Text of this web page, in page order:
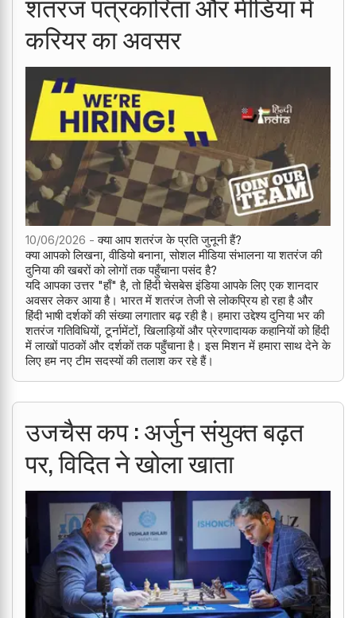
करियर का अवसर
10/06/2026 - क्या आप शतरंज के प्रति जुनूनी हैं?
क्या आपको लिखना, वीडियो बनाना, सोशल मीडिया संभालना या शतरंज की
दुनिया की खबरों को लोगों तक पहुँचाना पसंद है?
यदि आपका उत्तर "हाँ" है, तो हिंदी चेसबेस इंडिया आपके लिए एक शानदार
अवसर लेकर आया है। भारत में शतरंज तेजी से लोकप्रिय हो रहा है और
हिंदी भाषी दर्शकों की संख्या लगातार बढ़ रही है। हमारा उद्देश्य दुनिया भर की
शतरंज गतिविधियों, टूर्नामेंटों, खिलाड़ियों और प्रेरणादायक कहानियों को हिंदी
में लाखों पाठकों और दर्शकों तक पहुँचाना है। इस मिशन में हमारा साथ देने के
लिए हम नए टीम सदस्यों की तलाश कर रहे हैं।
उजचैस कप : अर्जुन संयुक्त बढ़त
पर, विदित ने खोला खाता